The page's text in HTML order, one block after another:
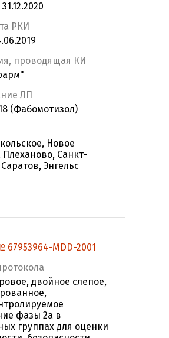
РКИ
проводящая КИ
ЛП
(Фабомотизол)
Новое
Санкт-
Энгельс
67953964-MDD-2001
двойное слепое,
фазы 2а в
группах для оценки